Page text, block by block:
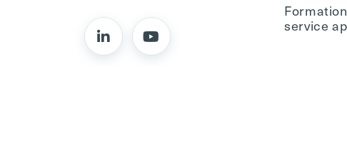
service